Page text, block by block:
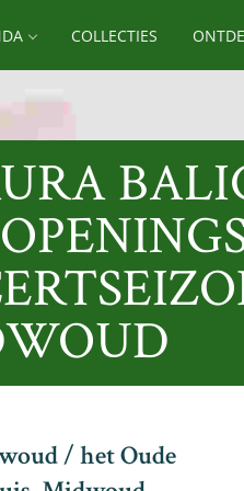
COLLECTIES
/ het Oude